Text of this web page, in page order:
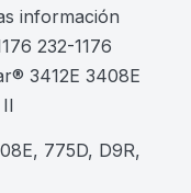
información
232-1176
3412E 3408E
775D, D9R,